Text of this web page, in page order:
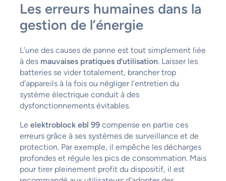
Les erreurs humaines dans la
gestion de l’énergie
L’une des causes de panne est tout simplement liée
à des mauvaises pratiques d’utilisation. Laisser les
batteries se vider totalement, brancher trop
d’appareils à la fois ou négliger l’entretien du
système électrique conduit à des
dysfonctionnements évitables.
Le elektroblock ebl 99compense en partie ces
erreurs grâce à ses systèmes de surveillance et de
protection. Par exemple, il empêche les décharges
profondes et régule les pics de consommation. Mais
pour tirer pleinement profit du dispositif, il est